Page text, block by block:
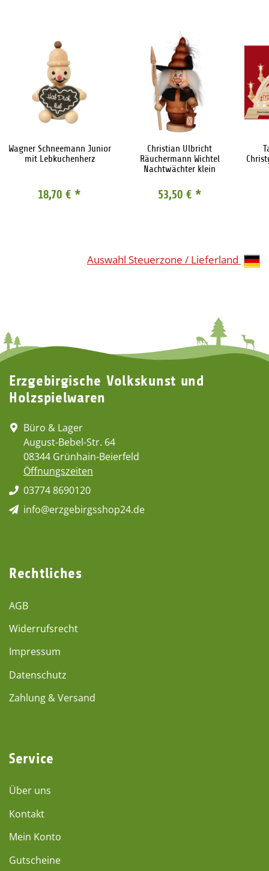
Wagner Schneemann Junior
mit Lebkuchenherz
18,70 € *
Christian Ulbricht
Räuchermann Wichtel
Nachtwächter klein
53,50 € *
Auswahl Steuerzone / Lieferland
Erzgebirgische Volkskunst und
Holzspielwaren
Büro & Lager
August-Bebel-Str. 64
08344 Grünhain-Beierfeld
Öffnungszeiten
03774 8690120
info@erzgebirgsshop24.de
Rechtliches
AGB
Widerrufsrecht
Impressum
Datenschutz
Zahlung & Versand
Service
Über uns
Kontakt
Mein Konto
Gutscheine